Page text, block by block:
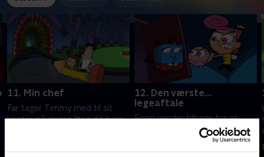
11. Min chef
Far tager Timmy med til sit
kontor på dagen "tag dit barn
12. Den værste...
legeaftale
Foop vender tilbage for at
ødelægge Poof, og Poof
opfylder Timmys ønske
bogstaveligt - med